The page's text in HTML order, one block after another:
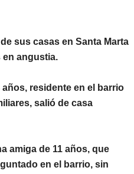
sus casas en Santa Marta
en angustia.
años, residente en el barrio
salió de casa
amiga de 11 años, que
en el barrio, sin